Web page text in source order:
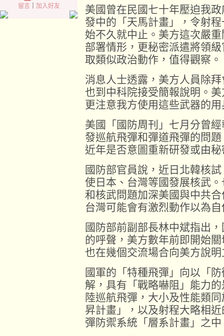
留言｜ 加入好友
美國曾在民國七十年壓迫我
發中的「天馬計畫」，令射
始不久就中止。美方這次嚴
部署情形，更秘密派遣將領
取類似政治動作，值得觀察。
消息人士透露，美方人員除
也到中科院接受簡報說明。
更注意我方使用這些武器的
美國「國防周刊」七月分曾
發巡航飛彈和彈道飛彈的問
近年是否意圖重新研發或由
國防部官員說，近日北韓核
使日本、台灣等國發展核武
和核武問題加深美國與中共
台灣可能會有激烈動作以為
國防部前副部長林中斌指出
的呼聲，美方數年前即開始
也在幾個交流場合向美方說
國軍的「特種飛彈」向以「
解，具有「戰略嚇阻」能力
陸巡航飛彈，大小及性能類
昇計畫」，以及射程大略相
彈防禦系統「層系計畫」之中